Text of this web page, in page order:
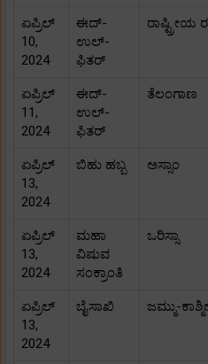
ಏಪ್ರಿಲ್
10,
2024
ಈದ್-
ಉಲ್-
ಫಿತರ್
ರಾಷ್ಟ್ರೀಯ
ಏಪ್ರಿಲ್
11,
2024
ಈದ್-
ಉಲ್-
ಫಿತರ್
ತೆಲಂಗಾಣ
ಏಪ್ರಿಲ್
13,
2024
ಬಿಹು ಹಬ್ಬ ಅಸ್ಸಾಂ
ಏಪ್ರಿಲ್
13,
2024
ಮಹಾ
ವಿಷುವ
ಸಂಕ್ರಾಂತಿ
ಒರಿಸ್ಸಾ
ಏಪ್ರಿಲ್
13,
2024
ಬೈಸಾಖಿ ಜಮ್ಮು-